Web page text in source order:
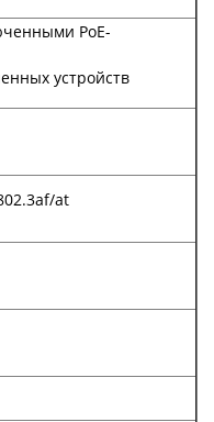
PoE-
устройств
at